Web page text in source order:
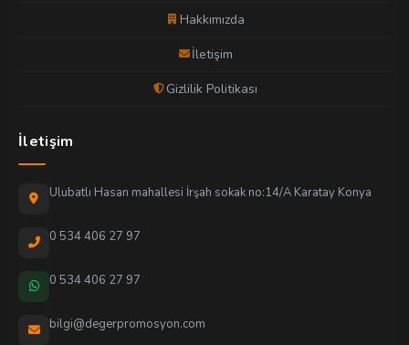
Hakkımızda
İletişim
Gizlilik Politikası
İletişim
Ulubatlı Hasan mahallesi İrşah sokak no:14/A Karatay Konya
0 534 406 27 97
0 534 406 27 97
bilgi@degerpromosyon.com